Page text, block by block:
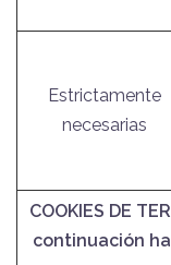
Estrictamente
necesarias
COOKIES DE
continuación